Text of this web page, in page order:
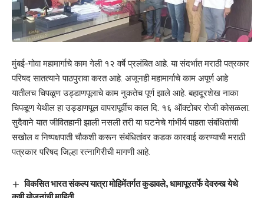
मुंबई-गोवा महामार्गाचे काम गेली १२ वर्षे प्रलंबित आहे. या संदर्भात मराठी पत्रकार
परिषद सातत्याने पाठपुरावा करत आहे. अजूनही महामार्गाचे काम अपूर्ण आहे
यातीलच चिपळूण उड्डाणपूलाचे काम नुकतेच पूर्ण झाले आहे. बहादूरशेख नाका
चिपळूण येथील हा उड्डाणपूल वापरापूर्वीच काल दि. १६ ऑक्टोबर रोजी कोसळला.
सुदैवाने यात जीवितहानी झाली नसली तरी या घटनेचे गांभीर्य पाहता संबंधितांची
सखोल व निष्पक्षपाती चौकशी करून संबंधितांवर कडक कारवाई करण्याची मराठी
पत्रकार परिषद जिल्हा रत्नागिरीची मागणी आहे.
विकसित भारत संकल्प यात्रा मोहिमेंतर्गत कुडावले, धामापूरतर्फे देवरुख येथे